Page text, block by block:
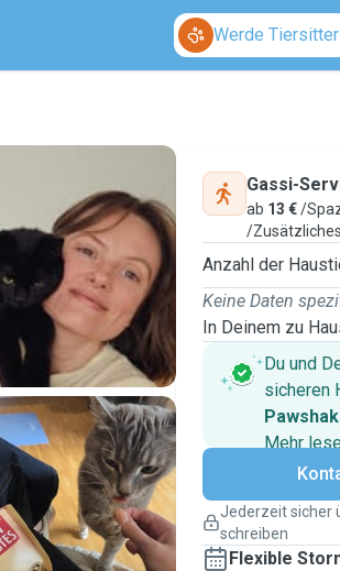
Werde Tiersitter
Gassi-
ab 13 €/
/
Anzahl der
Keine Daten
In Deinem zu
Du und
sicheren
Mehr
Erledige alles
ersten
Jederzeit sicher
schreiben
Flexible